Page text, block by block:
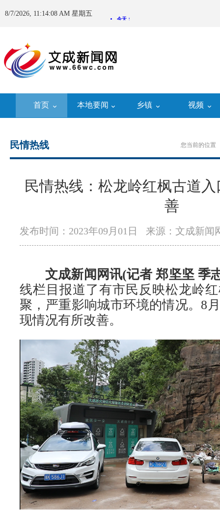
8/7/2026, 11:14:09 AM 星期五
首页 本地要闻 乡镇 视频
您当前的位置
民情热线
民情热线：松龙岭红枫古道
善
发布时间：2023年09月01日 来源：文成新闻
文成新闻网讯(记者 郑坚坚 季
线栏目报道了有市民反映松龙岭
聚，严重影响城市环境的情况。8
现情况有所改善。